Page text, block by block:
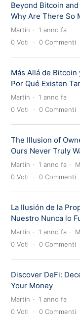
Beyond Bitcoin
Why Are There So
Martin
1 anno fa
0 Voti 0 Commenti
Más Allá de
Por Qué Existen
Martin
1 anno fa
0 Voti 0 Commenti
The Illusion of
Ours Never Truly
Martin 1 anno fa
0 Voti 0 Commenti
La Ilusión de la
Nuestro Nunca lo
Martin 1 anno fa
0 Voti 0 Commenti
Discover DeFi:
Your Money
Martin
1 anno fa
0 Voti 0 Commenti